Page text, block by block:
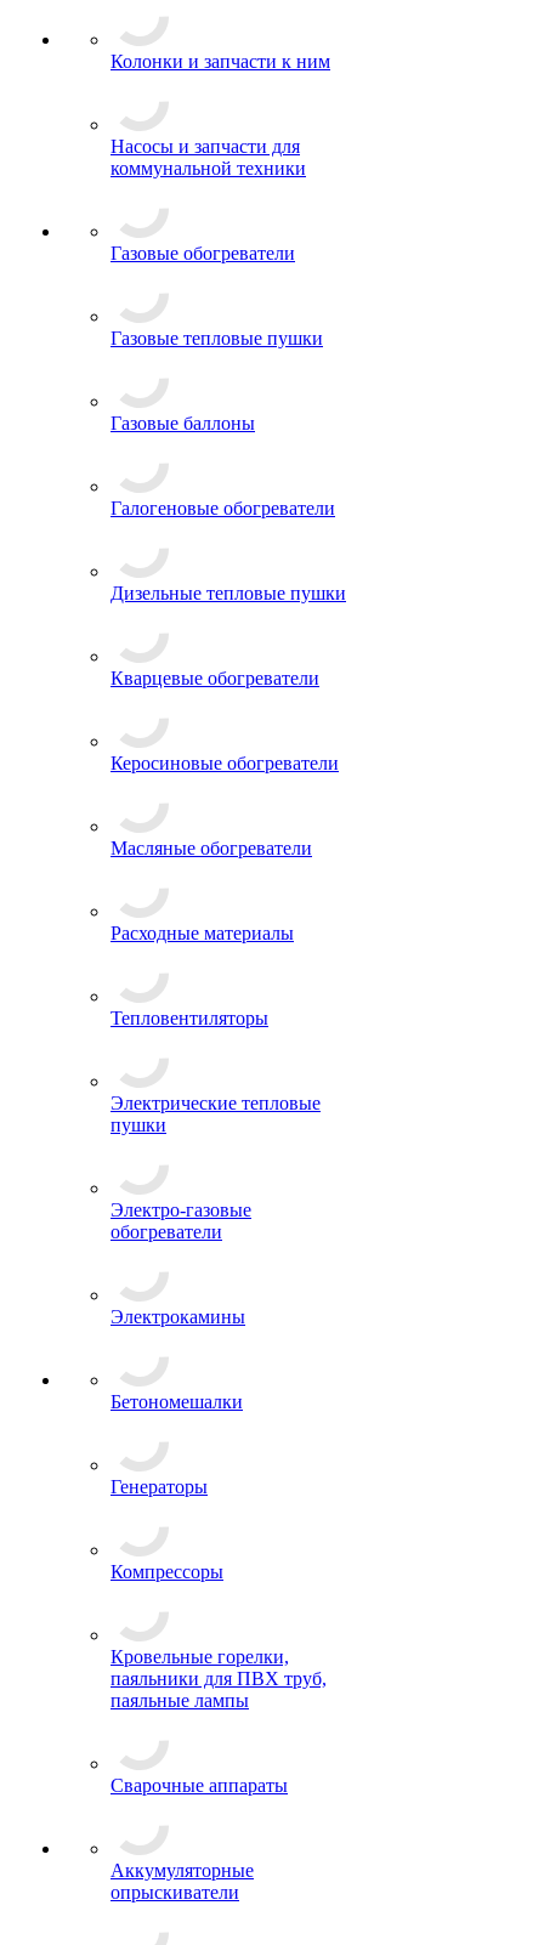
Колонки и запчасти к ним
Насосы и запчасти для
коммунальной техники
Газовые обогреватели
Газовые тепловые пушки
Газовые баллоны
Галогеновые обогреватели
Дизельные тепловые пушки
Кварцевые обогреватели
Керосиновые обогреватели
Масляные обогреватели
Расходные материалы
Тепловентиляторы
Электрические тепловые
пушки
Электро-газовые
обогреватели
Электрокамины
Бетономешалки
Генераторы
Компрессоры
Кровельные горелки,
паяльники для ПВХ труб,
паяльные лампы
Сварочные аппараты
Аккумуляторные
опрыскиватели